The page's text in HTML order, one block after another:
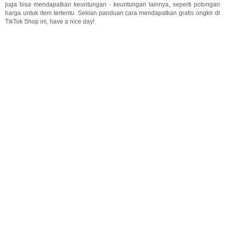
juga bisa mendapatkan keuntungan - keuntungan lainnya, seperti potongan
harga untuk item tertentu. Sekian panduan cara mendapatkan gratis ongkir di
TikTok Shop ini, have a nice day!